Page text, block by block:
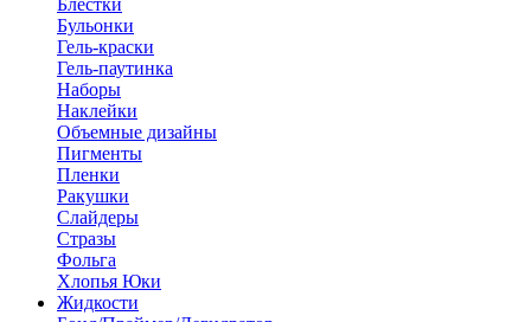
Блёстки
Бульонки
Гель-краски
Гель-паутинка
Наборы
Наклейки
Объемные дизайны
Пигменты
Пленки
Ракушки
Слайдеры
Стразы
Фольга
Хлопья Юки
Жидкости